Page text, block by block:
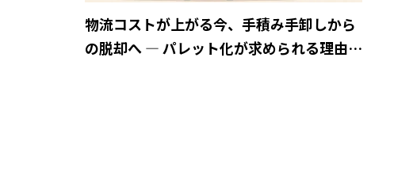
物流コストが上がる今、手積み手卸しから
の脱却へ ― パレット化が求められる理由と